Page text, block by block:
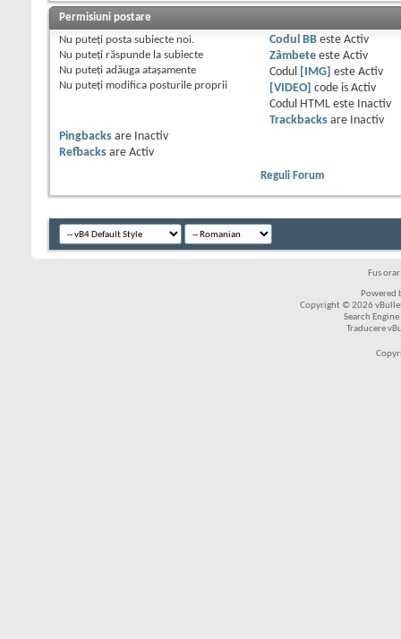
Permisiuni postare
Nu puteţi posta subiecte noi.
Nu puteţi răspunde la subiecte
Nu puteţi adăuga ataşamente
Nu puteţi modifica posturile proprii
Codul BBeste Activ
Zâmbeteeste Activ
Codul
[IMG] este Activ
[VIDEO]
code is Activ
Codul HTML este
Inactiv
Trackbacksare
Inactiv
Pingbacks are
Inactiv
Refbacks are Activ
Reguli Forum
Fus
Powered
Copyright © 2026
Search
Traducere